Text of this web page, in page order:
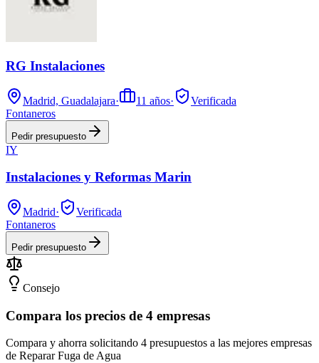
RG Instalaciones
Madrid, Guadalajara· 11 años·
Verificada
Fontaneros
Pedir presupuesto
IY
Instalaciones y Reformas Marin
Madrid·
Verificada
Fontaneros
Pedir presupuesto
Consejo
Compara los precios de 4 empresas
Compara y ahorra solicitando 4 presupuestos a las mejores empresas
de Reparar Fuga de Agua